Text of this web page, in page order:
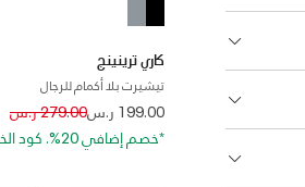
كاري ترينينج
تيشيرت بلا أكمام للرجال
199.00 ر.سPrice reduced from
279.00 ر.سto
*خصم إضافي 20%. كود الخصم: EXTRA20